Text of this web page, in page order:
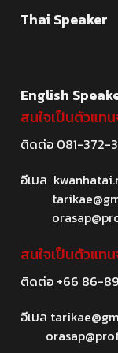
Thai Speaker
English
สนใจเป็นตัวแท
ติดต่อ 081-372-
อีเมล
สนใจเป็นตัวแท
ติดต่อ +66 86-
อีเมล